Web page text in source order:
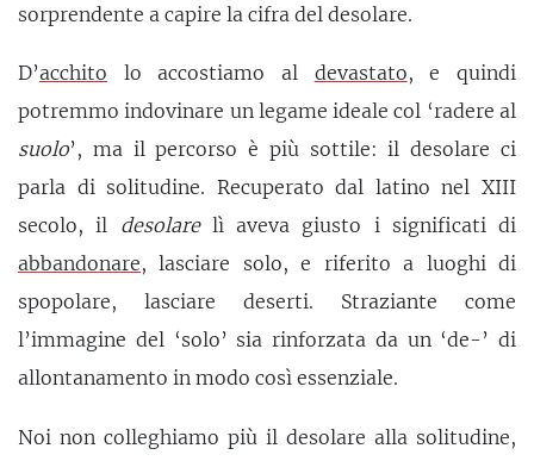
sorprendente a capire la cifra del desolare.
D’acchito lo accostiamo al devastato, e quindi
potremmo indovinare un legame ideale col ‘radere al
suolo’, ma il percorso è più sottile: il desolare ci
parla di solitudine. Recuperato dal latino nel XIII
secolo, il desolarelì aveva giusto i significati di
abbandonare, lasciare solo, e riferito a luoghi di
spopolare, lasciare deserti. Straziante come
l’immagine del ‘solo’ sia rinforzata da un ‘de-’ di
allontanamento in modo così essenziale.
Noi non colleghiamo più il desolare alla solitudine,